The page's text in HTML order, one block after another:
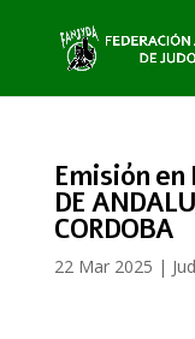
Emisión en
DE
CORDOBA
22 Mar 2025 |